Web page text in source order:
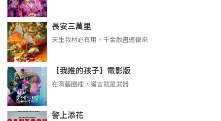
長安三萬里
天生我材必有用，千金散盡還復來
【我推的孩子】電影版
在演藝圈裡，謊言就是武器
警上添花